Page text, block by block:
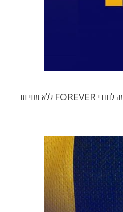
האלופה תארח את היריבה העירונית ביום א׳ (19/4, 20:30) במסגרת המחזור ה-27 של ליגת Winner. אנו פותחים הרשמה לחברי FOREVER ללא מנוי וזו